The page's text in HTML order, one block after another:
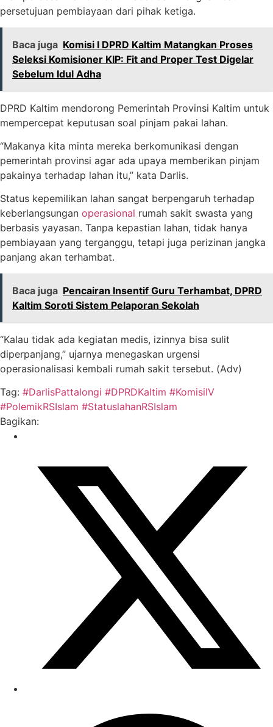
persetujuan pembiayaan dari pihak ketiga.
Baca juga Komisi I DPRD Kaltim Matangkan Proses
Seleksi Komisioner KIP: Fit and Proper Test Digelar
Sebelum Idul Adha
DPRD Kaltim mendorong Pemerintah Provinsi Kaltim untuk
mempercepat keputusan soal pinjam pakai lahan.
“Makanya kita minta mereka berkomunikasi dengan
pemerintah provinsi agar ada upaya memberikan pinjam
pakainya terhadap lahan itu,” kata Darlis.
Status kepemilikan lahan sangat berpengaruh terhadap
keberlangsungan operasional rumah sakit swasta yang
berbasis yayasan. Tanpa kepastian lahan, tidak hanya
pembiayaan yang terganggu, tetapi juga perizinan jangka
panjang akan terhambat.
Baca juga Pencairan Insentif Guru Terhambat, DPRD
Kaltim Soroti Sistem Pelaporan Sekolah
“Kalau tidak ada kegiatan medis, izinnya bisa sulit
diperpanjang,” ujarnya menegaskan urgensi
operasionalisasi kembali rumah sakit tersebut. (Adv)
Tag: #DarlisPattalongi #DPRDKaltim #KomisiIV
#PolemikRSIslam #StatuslahanRSIslam
Bagikan: